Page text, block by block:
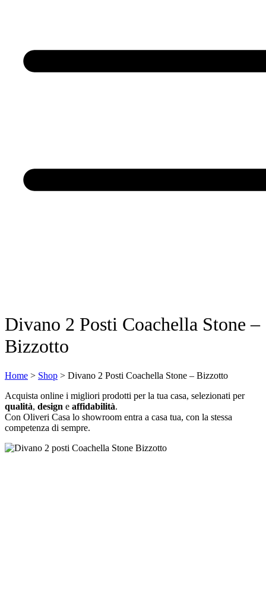
Divano 2 Posti Coachella Stone –
Bizzotto
Home > Shop > Divano 2 Posti Coachella Stone – Bizzotto
Acquista online i migliori prodotti per la tua casa, selezionati per
qualità, design e affidabilità.
Con Oliveri Casa lo showroom entra a casa tua, con la stessa
competenza di sempre.